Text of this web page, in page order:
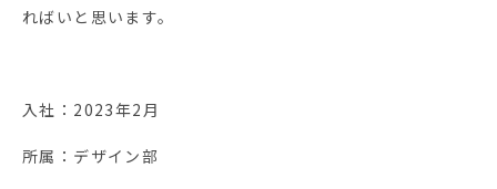
ればいと思います。
入社：2023年2月
所属：デザイン部